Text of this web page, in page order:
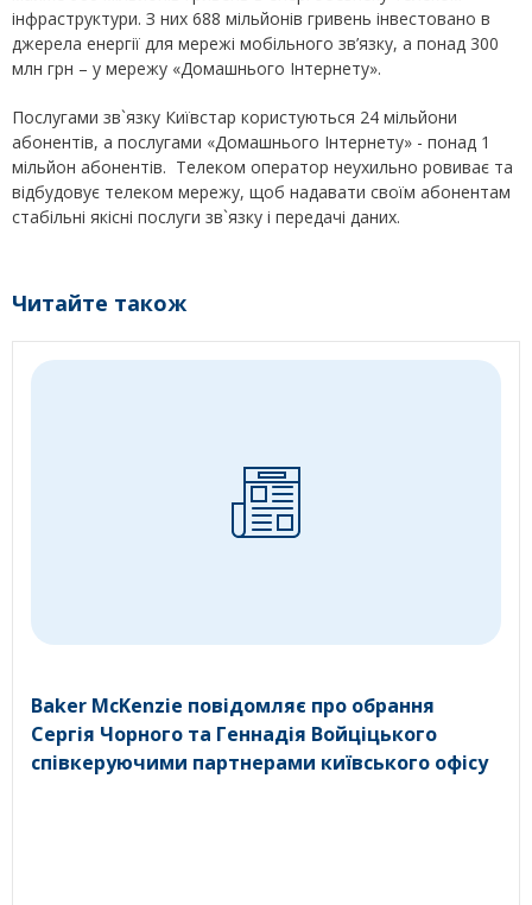
інфраструктури. З них 688 мільйонів гривень інвестовано в
джерела енергії для мережі мобільного зв’язку, а понад 300
млн грн – у мережу «Домашнього Інтернету».
Послугами зв`язку Київстар користуються 24 мільйони
абонентів, а послугами «Домашнього Інтернету» - понад 1
мільйон абонентів. Телеком оператор неухильно ровиває та
відбудовує телеком мережу, щоб надавати своїм абонентам
стабільні якісні послуги зв`язку і передачі даних.
Читайте також
Baker McKenzie повідомляє про обрання
Сергія Чорного та Геннадія Войціцького
співкеруючими партнерами київського офісу